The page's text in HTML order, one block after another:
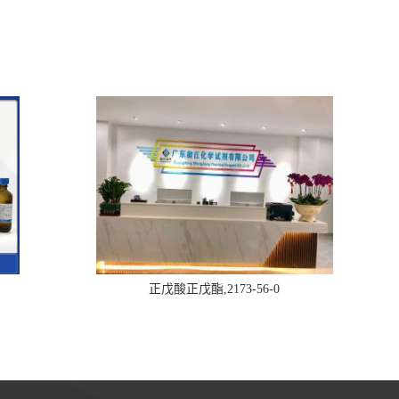
正戊酸正戊酯,2173-56-0